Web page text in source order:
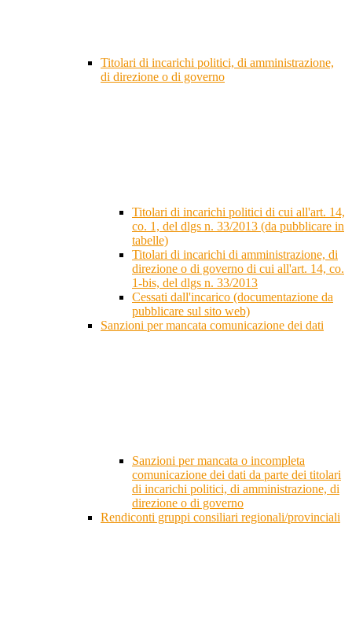
Titolari di incarichi politici, di amministrazione,
di direzione o di governo
Titolari di incarichi politici di cui all'art. 14,
co. 1, del dlgs n. 33/2013 (da pubblicare in
tabelle)
Titolari di incarichi di amministrazione, di
direzione o di governo di cui all'art. 14, co.
1-bis, del dlgs n. 33/2013
Cessati dall'incarico (documentazione da
pubblicare sul sito web)
Sanzioni per mancata comunicazione dei dati
Sanzioni per mancata o incompleta
comunicazione dei dati da parte dei titolari
di incarichi politici, di amministrazione, di
direzione o di governo
Rendiconti gruppi consiliari regionali/provinciali